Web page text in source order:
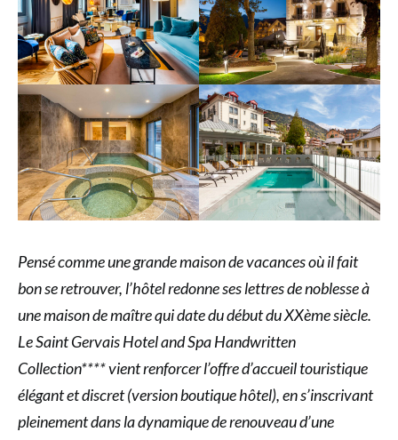
Pensé comme une grande maison de vacances où il fait
bon se retrouver, l’hôtel redonne ses lettres de noblesse à
une maison de maître qui date du début du XXème siècle.
Le Saint Gervais Hotel and Spa Handwritten
Collection**** vient renforcer l’offre d’accueil touristique
élégant et discret (version boutique hôtel), en s’inscrivant
pleinement dans la dynamique de renouveau d’une